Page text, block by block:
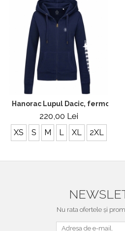
Hanorac Lupul Dacic, fermoar,
220,00 Lei
XS S M L XL 2XL
Nu rata ofertele și